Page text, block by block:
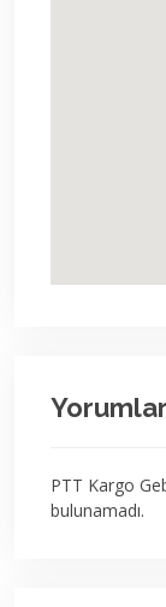
Yorumlar
PTT Kargo
bulunamadı.